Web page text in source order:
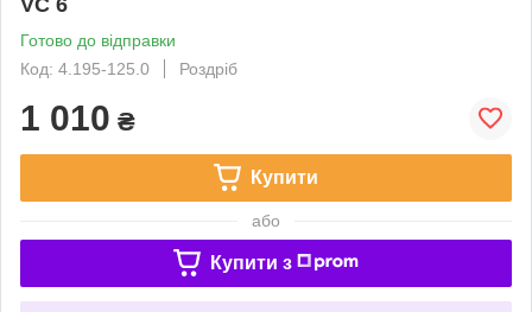
Готово до відправки
Код: 4.195-125.0
Роздріб
1 010 ₴
Купити
або
Купити з